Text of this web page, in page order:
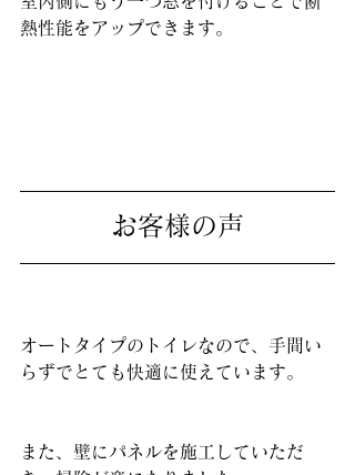
熱性能をアップできます。
お客様の声
オートタイプのトイレなので、手間い
らずでとても快適に使えています。
また、壁にパネルを施工していただ